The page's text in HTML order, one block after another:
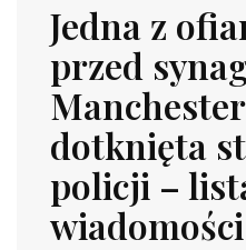
Jedna z
przed
dotknięta
policji –
wiadomości